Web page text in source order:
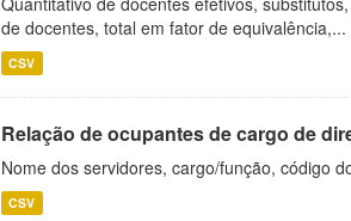
de docentes, total em fator de equivalência,...
CSV
Relação de ocupantes de cargo de
Nome dos servidores, cargo/função, código
CSV